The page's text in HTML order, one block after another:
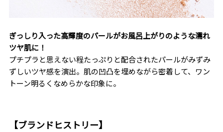
ぎっしり入った高輝度のパールがお風呂上がりのような濡れ
ツヤ肌に！
プチプラと思えない程たっぷりと配合されたパールがみずみ
ずしいツヤ感を演出。肌の凹凸を埋めながら密着して、ワン
トーン明るくなめらかな印象に。
【ブランドヒストリー】